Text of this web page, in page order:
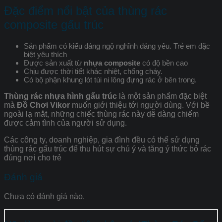
Đặc điểm nổi bật của thùng rác
composite gấu trúc
Sản phẩm có kiểu dáng ngộ nghĩnh đáng yêu. Trẻ em đặc
biệt yêu thích
Được sản xuất từ nhựa composite có độ bền cao
Chịu được thời tiết khác nhiệt, chống cháy.
Có bộ phận khung lót túi ni lông đựng rác ở bên trong.
Thùng rác nhựa hình gấu trúc là một sản phẩm đặc biệt
mà Đồ Chơi Vikor muốn giới thiệu tới người dùng. Với bề
ngoài lạ mắt, những chiếc thùng rác này dễ dàng chiếm
được cảm tình của người sử dụng.
Các công ty, doanh nghiệp, gia đình đều có thể sử dụng
thùng rác gấu trúc để thu hút sự chú ý và tăng ý thức bỏ rác
đúng nơi cho trẻ
Đánh giá
Chưa có đánh giá nào.